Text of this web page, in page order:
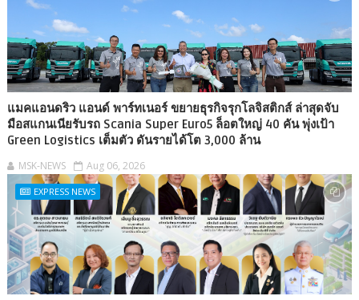
แมคแอนดริว แอนด์ พาร์ทเนอร์ ขยายธุรกิจรุกโลจิสติกส์ ล่าสุดจับ
มือสแกนเนียรับรถ Scania Super Euro5 ล็อตใหญ่ 40 คัน พุ่งเป้า
Green Logistics เต็มตัว ดันรายได้โต 3,000 ล้าน
MSK-NEWS Aug 06, 2026
EXPRESS NEWS